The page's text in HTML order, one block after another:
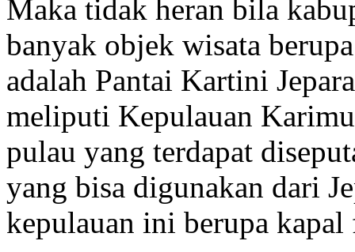
Maka tidak heran bila
banyak objek wisata
adalah Pantai Kartini
meliputi Kepulauan
pulau yang terdapat
yang bisa digunakan dari
kepulauan ini berupa kapal